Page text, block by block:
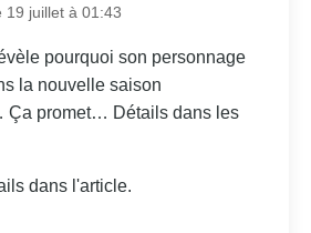
19 juillet à 01:43
pourquoi son personnage
la nouvelle saison
Ça promet… Détails dans les
dans l'article.